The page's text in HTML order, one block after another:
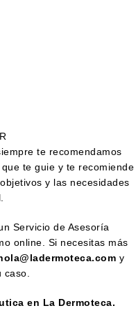
te recomendamos
te guie y te recomiende
y las necesidades
Servicio de Asesoría
online. Si necesitas más
y
en La Dermoteca.